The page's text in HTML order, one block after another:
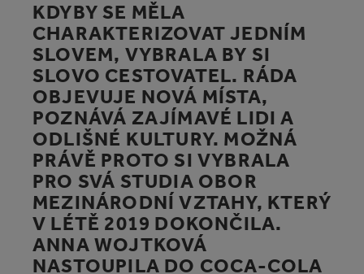
KDYBY SE MĚLA
CHARAKTERIZOVAT JEDNÍM
SLOVEM, VYBRALA BY SI
SLOVO CESTOVATEL. RÁDA
OBJEVUJE NOVÁ MÍSTA,
POZNÁVÁ ZAJÍMAVÉ LIDI A
ODLIŠNÉ KULTURY. MOŽNÁ
PRÁVĚ PROTO SI VYBRALA
PRO SVÁ STUDIA OBOR
MEZINÁRODNÍ VZTAHY, KTERÝ
V LÉTĚ 2019 DOKONČILA.
ANNA WOJTKOVÁ
NASTOUPILA DO COCA‑COLA